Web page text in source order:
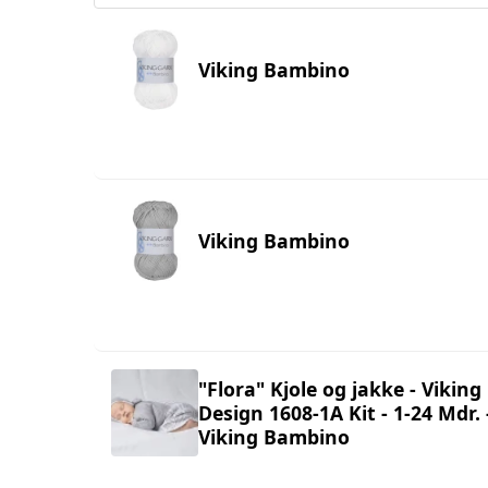
Viking Bambino
Viking Bambino
"Flora" Kjole og jakke - Viking
Design 1608-1A Kit - 1-24 Mdr.
Viking Bambino